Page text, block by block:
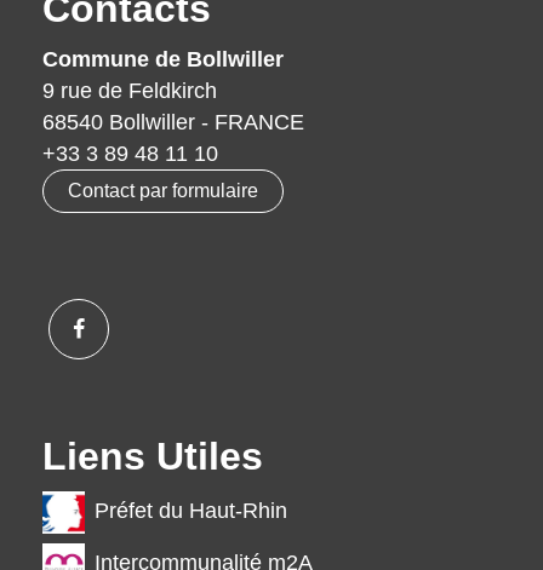
Contacts
Commune de Bollwiller
9 rue de Feldkirch
68540 Bollwiller - FRANCE
+33 3 89 48 11 10
Contact par formulaire
Liens Utiles
Préfet du Haut-Rhin
Intercommunalité m2A